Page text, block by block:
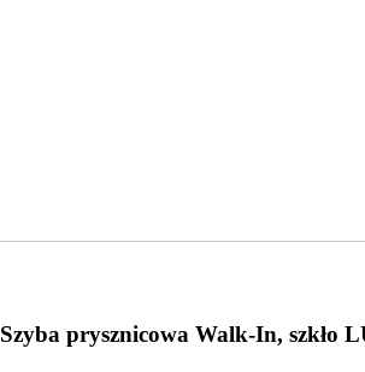
Szyba prysznicowa Walk-In, szkło